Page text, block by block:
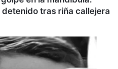
tras riña callejera